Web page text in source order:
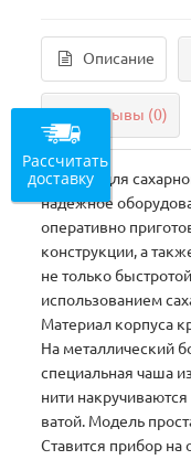
Описание
Отзывы (0)
Аппарат для
надежное
оперативно
конструкции, а
не только
использованием
Материал корпуса
На металлический
специальная чаша
нити
ватой. Модель
Ставится прибор на
Рассчитать
доставку